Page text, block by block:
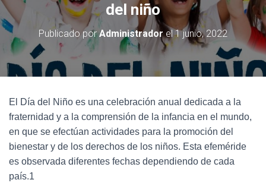
del niño
Publicado porAdministradorel1 junio, 2022
El Día del Niño es una celebración anual dedicada a la
fraternidad y a la comprensión de la infancia en el mundo,
en que se efectúan actividades para la promoción del
bienestar y de los derechos de los niños. Esta efeméride
es observada diferentes fechas dependiendo de cada
país.1